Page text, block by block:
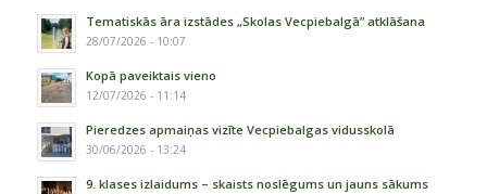
Tematiskās āra izstādes „Skolas Vecpiebalgā” atklāšana
28/07/2026 - 10:07
Kopā paveiktais vieno
12/07/2026 - 11:14
Pieredzes apmaiņas vizīte Vecpiebalgas vidusskolā
30/06/2026 - 13:24
9. klases izlaidums – skaists noslēgums un jauns sākums